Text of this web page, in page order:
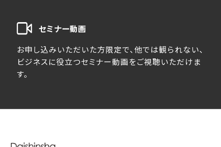
セミナー動画
お申し込みいただいた方限定で、他では観られない、
ビジネスに役立つセミナー動画をご視聴いただけま
す。